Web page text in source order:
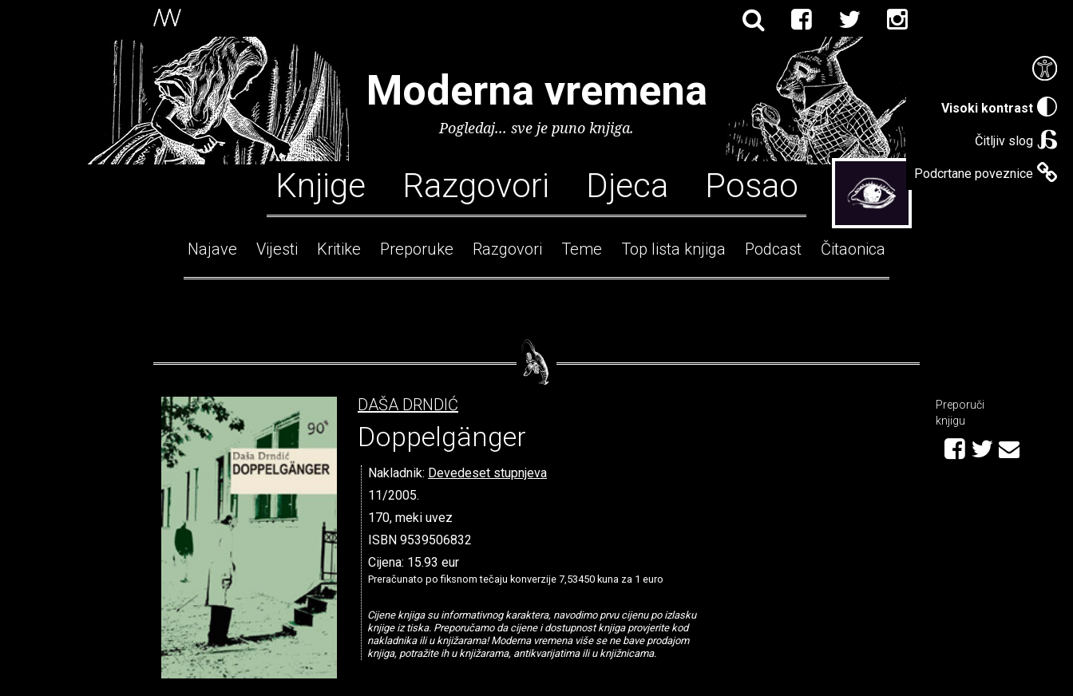
Visoki kontrast
Čitljiv slog
Podcrtane poveznice
Moderna vremena
Pogledaj... sve je puno knjiga.
Knjige Razgovori Djeca Posao
Najave Vijesti Kritike Preporuke Razgovori Teme Top lista knjiga Podcast Čitaonica
DAŠA DRNDIĆ
Doppelgänger
Nakladnik: Devedeset stupnjeva
11/2005.
170, meki uvez
ISBN 9539506832
Cijena: 15.93 eur
Preračunato po fiksnom tečaju konverzije 7,53450 kuna za 1 euro
Cijene knjiga su informativnog karaktera, navodimo prvu cijenu po izlasku
knjige iz tiska. Preporučamo da cijene i dostupnost knjiga provjerite kod
nakladnika ili u knjižarama! Moderna vremena više se ne bave prodajom
knjiga, potražite ih u knjižarama, antikvarijatima ili u knjižnicama.
Preporuči
knjigu